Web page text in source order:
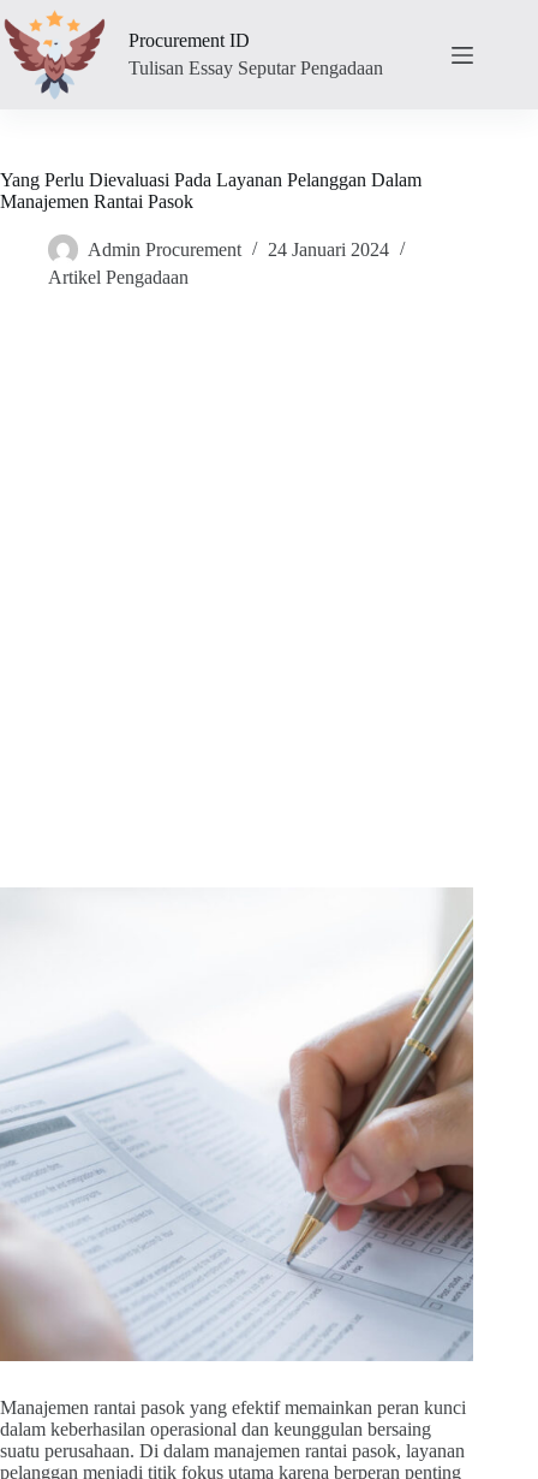
to
content
Procurement ID
Tulisan Essay Seputar Pengadaan
Yang Perlu Dievaluasi Pada Layanan Pelanggan Dalam
Manajemen Rantai Pasok
Admin Procurement
24 Januari 2024
Artikel Pengadaan
Manajemen rantai pasok yang efektif memainkan peran kunci
dalam keberhasilan operasional dan keunggulan bersaing
suatu perusahaan. Di dalam manajemen rantai pasok, layanan
pelanggan menjadi titik fokus utama karena berperan penting